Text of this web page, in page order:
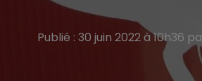
Publié : 30 juin 2022 à 10h36